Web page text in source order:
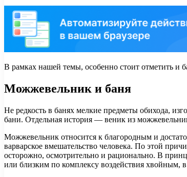
В рамках нашей темы, особенно стоит отметить и
Можжевельник и баня
Не редкость в банях мелкие предметы обихода,
бани. Отдельная история — веник из
Можжевельник относится к благородным и
варварское вмешательство человека. По этой
осторожно, осмотрительно и рационально. В
или близким по комплексу воздействия хвойным,